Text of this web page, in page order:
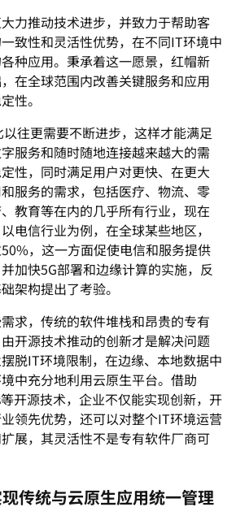
力推动技术进步，并致力于帮助客
致性和灵活性优势，在不同IT环境中
种应用。秉承着这一愿景，红帽新
在全球范围内改善关键服务和应用
性。
往更需要不断进步，这样才能满足
服务和随时随地连接越来越大的需
性，同时满足用户对更快、在更大
服务的需求，包括医疗、物流、零
教育等在内的几乎所有行业，现在
电信行业为例，在全球某些地区，
，这一方面促使电信和服务提供
加快5G部署和边缘计算的实施，反
架构提出了考验。
求，传统的软件堆栈和昂贵的专有
开源技术推动的创新才是解决问题
脱IT环境限制，在边缘、本地数据中
中充分地利用云原生平台。借助
开源技术，企业不仅能实现创新，开
领先优势，还可以对整个IT环境运营
展，其灵活性不是专有软件厂商可
传统与云原生应用统一管理